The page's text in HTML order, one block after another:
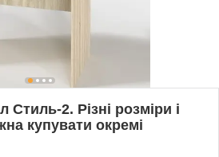
Стиль-2. Різні розміри і
купувати окремі